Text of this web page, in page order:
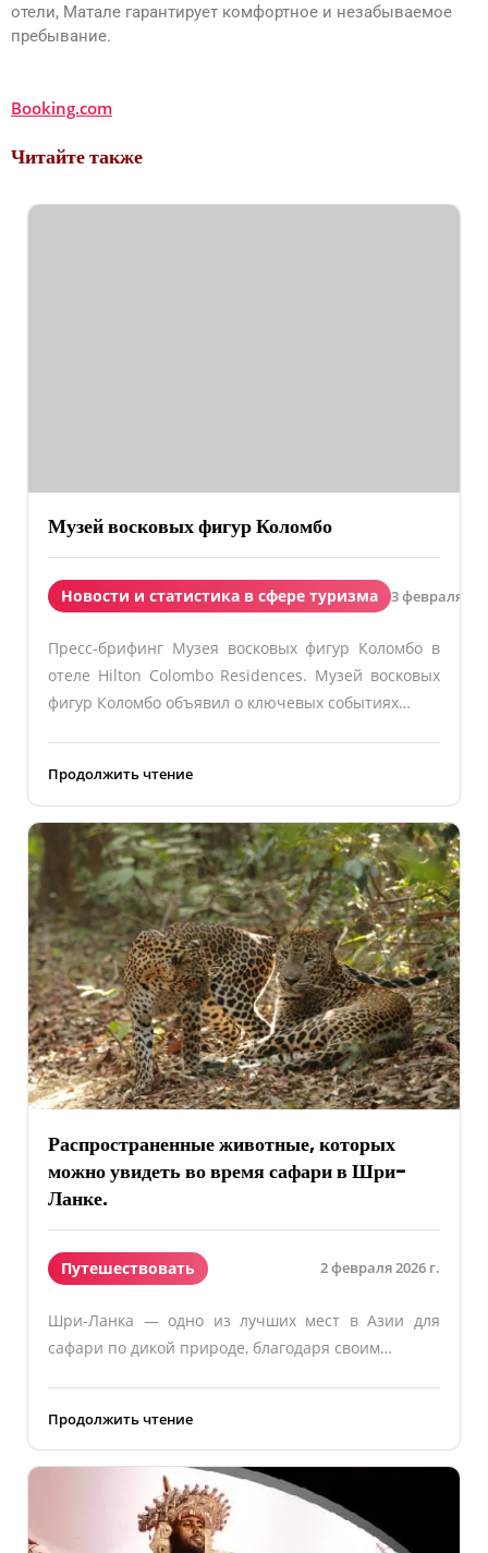
отели, Матале гарантирует комфортное и незабываемое
пребывание.
Booking.com
Читайте также
Музей восковых фигур Коломбо
Новости и статистика в сфере туризма 3 февраля
Пресс-брифинг Музея восковых фигур Коломбо в
отеле Hilton Colombo Residences. Музей восковых
фигур Коломбо объявил о ключевых событиях…
Продолжить чтение
Распространенные животные, которых
можно увидеть во время сафари в Шри-
Ланке.
Путешествовать 2 февраля 2026 г.
Шри-Ланка — одно из лучших мест в Азии для
сафари по дикой природе, благодаря своим…
Продолжить чтение